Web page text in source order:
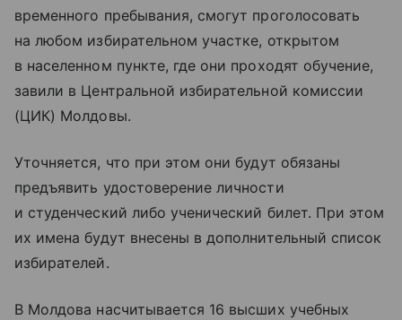
временного пребывания, смогут проголосовать
на любом избирательном участке, открытом
в населенном пункте, где они проходят обучение,
завили в Центральной избирательной комиссии
(ЦИК) Молдовы.
Уточняется, что при этом они будут обязаны
предъявить удостоверение личности
и студенческий либо ученический билет. При этом
их имена будут внесены в дополнительный список
избирателей.
В Молдова насчитывается 16 высших учебных